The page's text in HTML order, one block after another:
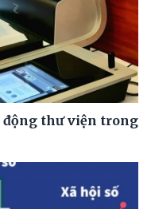
động thư viện trong